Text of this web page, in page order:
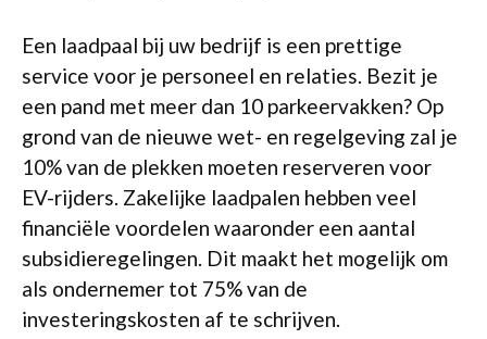
Een laadpaal bij uw bedrijf is een prettige
service voor je personeel en relaties. Bezit je
een pand met meer dan 10 parkeervakken? Op
grond van de nieuwe wet- en regelgeving zal je
10% van de plekken moeten reserveren voor
EV-rijders. Zakelijke laadpalen hebben veel
financiële voordelen waaronder een aantal
subsidieregelingen. Dit maakt het mogelijk om
als ondernemer tot 75% van de
investeringskosten af te schrijven.